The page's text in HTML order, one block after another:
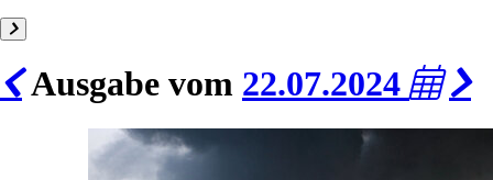
Ausgabe vom 22.07.2024